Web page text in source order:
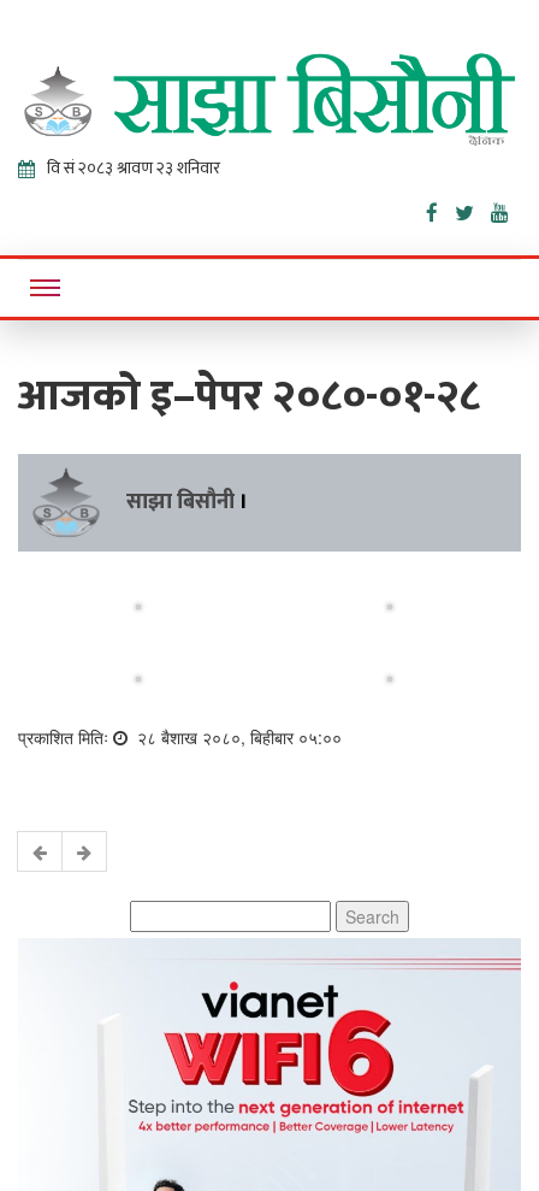
Sajha
Bisaunee
Online News Portal
आजको इ–पेपर २०८०-०१-२८
साझा बिसौनी ।
प्रकाशित मितिः २८ बैशाख २०८०, बिहीबार ०५:००
for: